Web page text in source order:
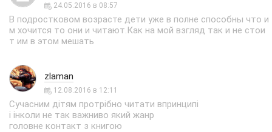
24.05.2016 в 08:57
В подростковом возрасте дети уже в полне способны что и
м хочится то они и читают.Как на мой взгляд так и не стои
т им в этом мешать
zlaman
12.08.2016 в 12:11
Сучасним дітям протрібно читати впринципі
і інколи не так важниво який жанр
головне контакт з книгою